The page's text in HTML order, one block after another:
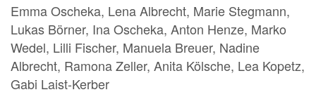
Emma Oscheka, Lena Albrecht, Marie Stegmann,
Lukas Börner, Ina Oscheka, Anton Henze, Marko
Wedel, Lilli Fischer, Manuela Breuer, Nadine
Albrecht, Ramona Zeller, Anita Kölsche, Lea Kopetz,
Gabi Laist-Kerber